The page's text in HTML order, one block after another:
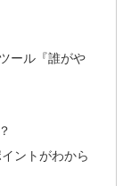
ール『誰がや
ントがわから